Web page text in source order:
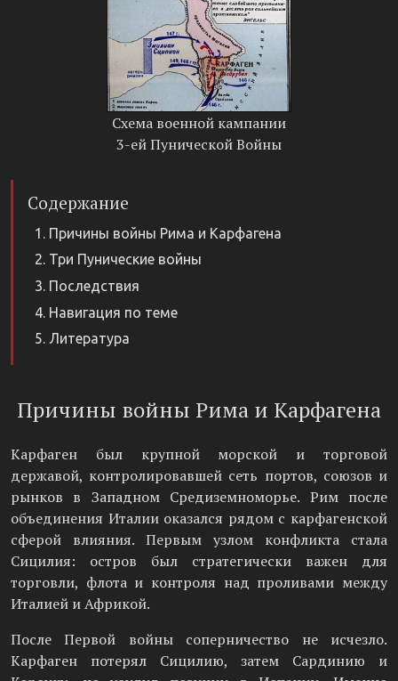
Схема военной кампании
3-ей Пунической Войны
Содержание
Причины войны Рима и Карфагена
Три Пунические войны
Последствия
Навигация по теме
Литература
Причины войны Рима и Карфагена
Карфаген был крупной морской и торговой
державой, контролировавшей сеть портов, союзов и
рынков в Западном Средиземноморье. Рим после
объединения Италии оказался рядом с карфагенской
сферой влияния. Первым узлом конфликта стала
Сицилия: остров был стратегически важен для
торговли, флота и контроля над проливами между
Италией и Африкой.
После Первой войны соперничество не исчезло.
Карфаген потерял Сицилию, затем Сардинию и